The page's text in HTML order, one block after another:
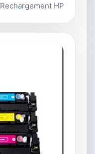
Rechargement HP